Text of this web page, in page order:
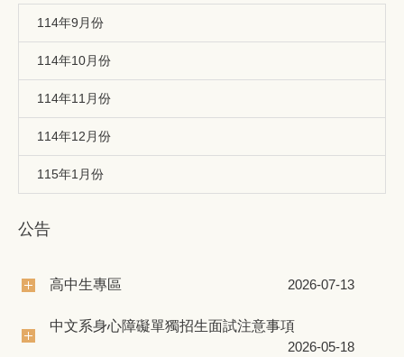
114年9月份
114年10月份
114年11月份
114年12月份
115年1月份
公告
高中生專區 2026-07-13
中文系身心障礙單獨招生面試注意事項
2026-05-18